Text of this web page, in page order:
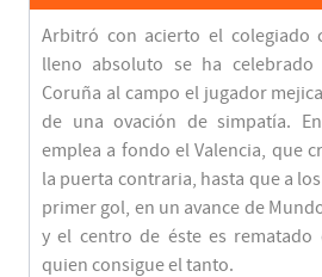
Arbitró con acierto el colegiado
lleno absoluto se ha
Coruña al campo el jugador
de una ovación de simpatía.
emplea a fondo el Valencia, que
la puerta contraria, hasta que a
primer gol, en un avance de
y el centro de éste es rematado
quien consigue el tanto.